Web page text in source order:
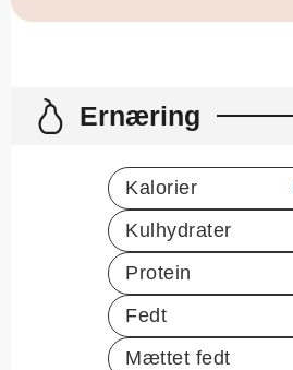
Ernæring
Kalorier
Kulhydrater
Protein
Fedt
Mættet fedt